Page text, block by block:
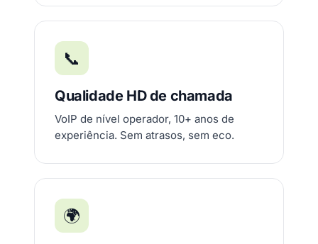
📞
Qualidade HD de chamada
VoIP de nível operador, 10+ anos de
experiência. Sem atrasos, sem eco.
🌍